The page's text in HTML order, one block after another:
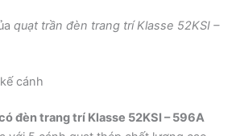
quạt trần đèn trang trí Klasse 52KSI –
cánh
đèn trang trí Klasse 52KSI – 596A